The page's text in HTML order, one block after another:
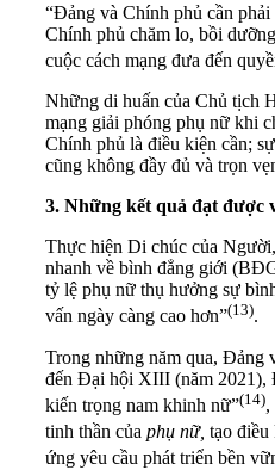
“Đảng và Chính phủ cần
Chính phủ chăm lo, bồi
cuộc cách mạng đưa đến
Những di huấn của Chủ tịch
mạng giải phóng phụ nữ khi
Chính phủ là điều kiện cần;
cũng không đầy đủ và trọn
3. Những kết quả đạt được
Thực hiện Di chúc của
nhanh về bình đẳng giới
tỷ lệ phụ nữ thụ hưởng sự
vấn ngày càng cao hơn”(13).
Trong những năm qua, Đảng
đến Đại hội XIII (năm 2021),
kiến trọng nam khinh nữ”(14),
tinh thần của phụ nữ, tạo điều
ứng yêu cầu phát triển bền